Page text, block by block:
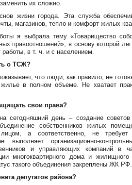
их сложно.
жизни города. Эта служба
магазинов, тепло и комфорт жилых
я выбрала тему «Товарищество
правоотношений», в основу которой
в т. ч. и с населением.
о ТСЖ?
что люди, как правило, не
жилье в полном объеме. Не хватает
свои права?
сегодняшний день – создание советов
собственников жилых
а соответственно, не требует
выполняет организационно-
и управляющих компаний в
многоквартирного дома и
такого объединения закреплены ЖК РФ.
депутатов района?